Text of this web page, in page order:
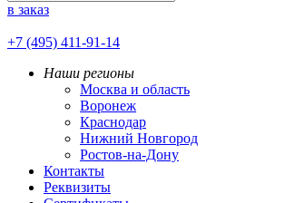
в заказ
+7 (495) 411-91-14
Наши регионы
Москва и область
Воронеж
Краснодар
Нижний Новгород
Ростов-на-Дону
Контакты
Реквизиты